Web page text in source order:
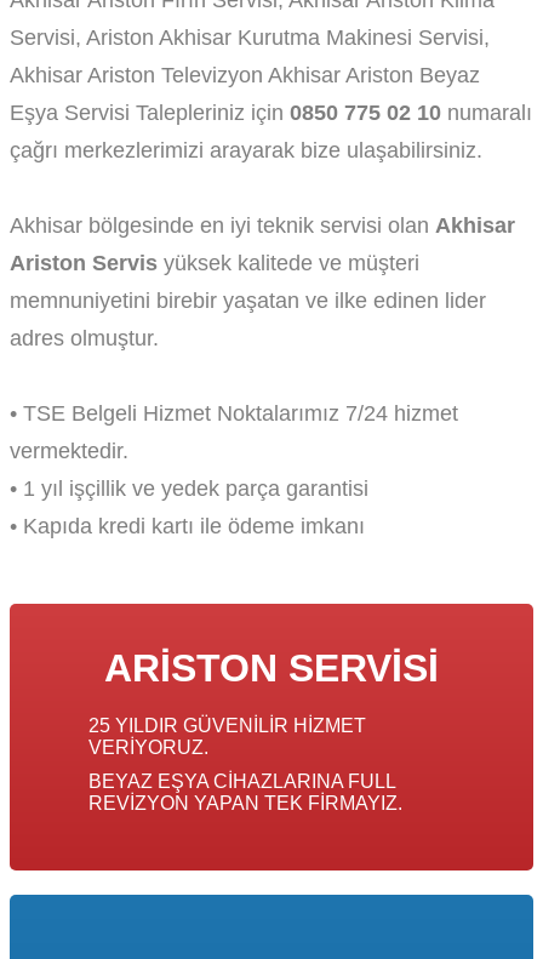
Servisi, Ariston Akhisar Kurutma Makinesi Servisi,
Akhisar Ariston Televizyon Akhisar Ariston Beyaz
Eşya Servisi Talepleriniz için 0850 775 02 10 numaralı
çağrı merkezlerimizi arayarak bize ulaşabilirsiniz.
Akhisar bölgesinde en iyi teknik servisi olan Akhisar
Ariston Servis yüksek kalitede ve müşteri
memnuniyetini birebir yaşatan ve ilke edinen lider
adres olmuştur.
• TSE Belgeli Hizmet Noktalarımız 7/24 hizmet
vermektedir.
• 1 yıl işçillik ve yedek parça garantisi
• Kapıda kredi kartı ile ödeme imkanı
ARISTON SERVISI
25 YILDIR GÜVENILIR HIZMET
VERIYORUZ.
BEYAZ EŞYA CIHAZLARINA FULL
REVIZYON YAPAN TEK FIRMAYIZ.